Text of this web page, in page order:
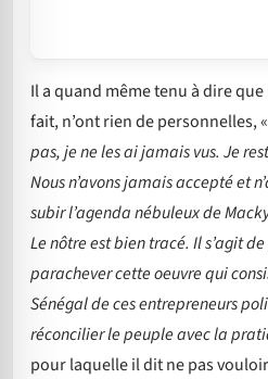
Il a quand même tenu à dire
fait, n’ont rien de personnelles, «
pas, je ne les ai jamais vus. Je
Nous n’avons jamais accepté et
subir l’agenda nébuleux de
Le nôtre est bien tracé. Il s’agit
parachever cette oeuvre qui
Sénégal de ces entrepreneurs
réconcilier le peuple avec la
pour laquelle il dit ne pas